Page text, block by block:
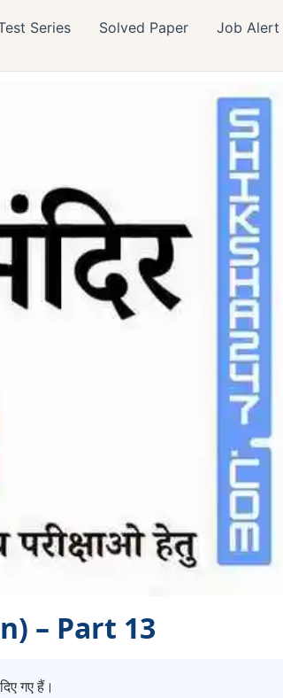
Series Solved Paper Job Alert
– Part 13
गए हैं।